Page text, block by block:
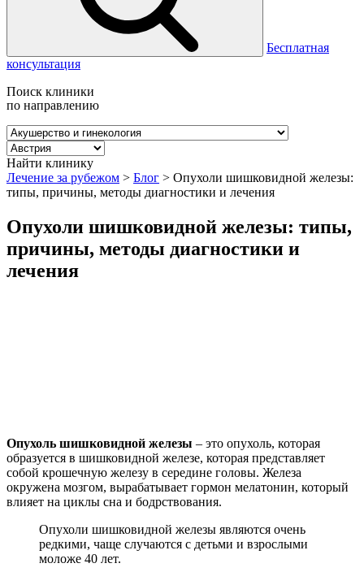
Бесплатная
консультация
Поиск клиники
по направлению
Найти клинику
Лечение за рубежом > Блог > Опухоли шишковидной железы:
типы, причины, методы диагностики и лечения
Опухоли шишковидной железы: типы,
причины, методы диагностики и
лечения
Опухоль шишковидной железы – это опухоль, которая
образуется в шишковидной железе, которая представляет
собой крошечную железу в середине головы. Железа
окружена мозгом, вырабатывает гормон мелатонин, который
влияет на циклы сна и бодрствования.
Опухоли шишковидной железы являются очень
редкими, чаще случаются с детьми и взрослыми
моложе 40 лет.